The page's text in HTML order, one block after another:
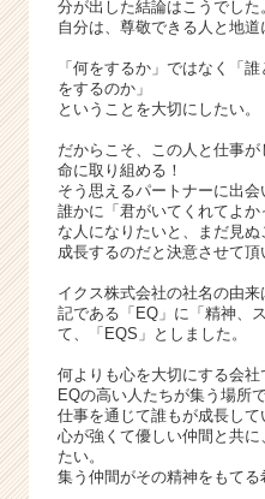
が
届
就
活
イ
チ
ア
キ
ャ
リ
ア
h
e
e
C
分が出した結論はこうでした
自分は、尊敬できる人と地道
「何をするか」ではなく「
をするのか」
ということを大切にしたい。
だからこそ、この人と仕事
命に取り組める！
そう思えるパートナーに出
誰かに「君がいてくれてよ
な人になりたいと、まだ見
成長するのだと決意させて頂
イクス株式会社の社名の由
記である「EQ」に「精神、
て、「EQS」としました。
何よりも心を大切にする会社
EQの高い人たちが集う場所
仕事を通じて誰もが成長して
心が強くて優しい仲間と共
たい。
集う仲間がその精神をもてる